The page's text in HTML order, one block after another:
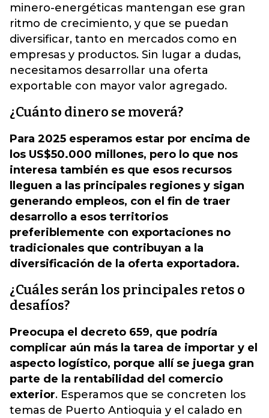
minero-energéticas mantengan ese gran
ritmo de crecimiento, y que se puedan
diversificar, tanto en mercados como en
empresas y productos. Sin lugar a dudas,
necesitamos desarrollar una oferta
exportable con mayor valor agregado.
¿Cuánto dinero se moverá?
Para 2025 esperamos estar por encima de
los US$50.000 millones, pero lo que nos
interesa también es que esos recursos
lleguen a las principales regiones y sigan
generando empleos, con el fin de traer
desarrollo a esos territorios
preferiblemente con exportaciones no
tradicionales que contribuyan a la
diversificación de la oferta exportadora.
¿Cuáles serán los principales retos o
desafíos?
Preocupa el decreto 659, que podría
complicar aún más la tarea de importar y el
aspecto logístico, porque allí se juega gran
parte de la rentabilidad del comercio
exterior. Esperamos que se concreten los
temas de Puerto Antioquia y el calado en